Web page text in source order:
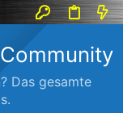
Das gesamte